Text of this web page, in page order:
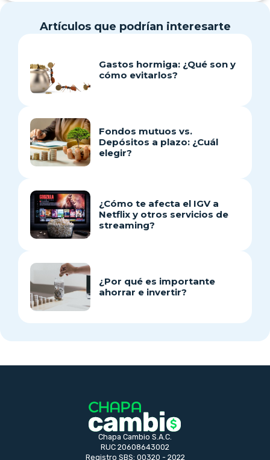
Artículos que podrían interesarte
Gastos hormiga: ¿Qué son y
cómo evitarlos?
Fondos mutuos vs.
Depósitos a plazo: ¿Cuál
elegir?
¿Cómo te afecta el IGV a
Netflix y otros servicios de
streaming?
¿Por qué es importante
ahorrar e invertir?
Chapa Cambio S.A.C.
RUC 20608643002
Registro SBS: 00320 - 2022